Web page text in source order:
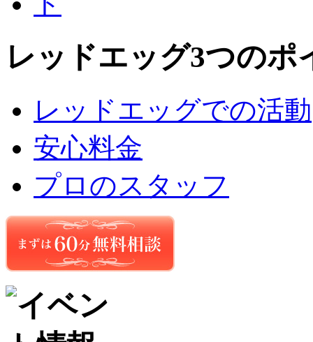
レッドエッグ3つのポ
レッドエッグでの活動
安心料金
プロのスタッフ